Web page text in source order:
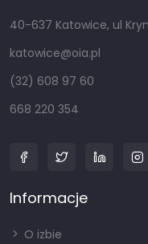
40-637 Katowice, ul
katowice@oia.pl
(32) 608 97 60
668 220 354
Informacje
O izbie